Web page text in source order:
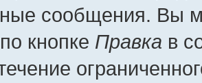
сообщения. Вы
кнопке Правка в